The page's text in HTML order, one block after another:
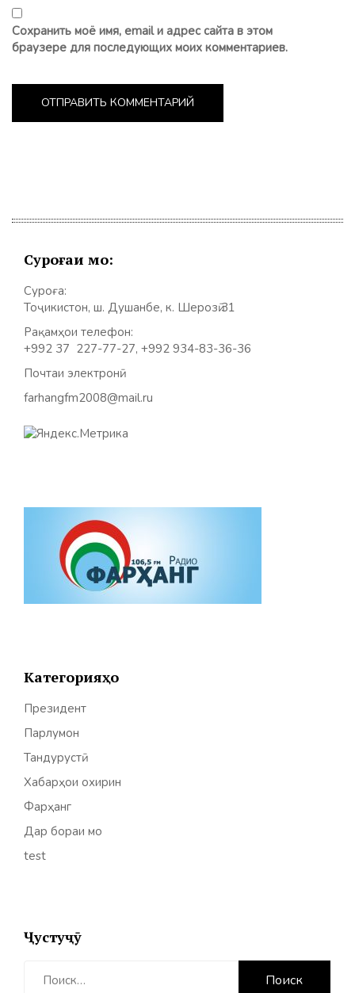
Сохранить моё имя, email и адрес сайта в этом
браузере для последующих моих комментариев.
Суроғаи мо:
Суроға:
Тоҷикистон, ш. Душанбе, к. Шерозӣ 31
Рақамҳои телефон:
+992 37 227-77-27, +992 934-83-36-36
Почтаи электронӣ:
farhangfm2008@mail.ru
Категорияҳо
Президент
Парлумон
Тандурустӣ
Хабарҳои охирин
Фарҳанг
Дар бораи мо
test
Ҷустуҷӯ